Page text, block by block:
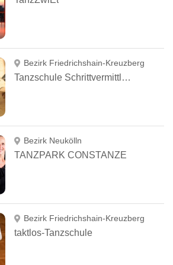
Bezirk Friedrichshain-Kreuzberg
Tanzschule Schrittvermittlung
Bezirk Neukölln
TANZPARK CONSTANZE
Bezirk Friedrichshain-Kreuzberg
taktlos-Tanzschule